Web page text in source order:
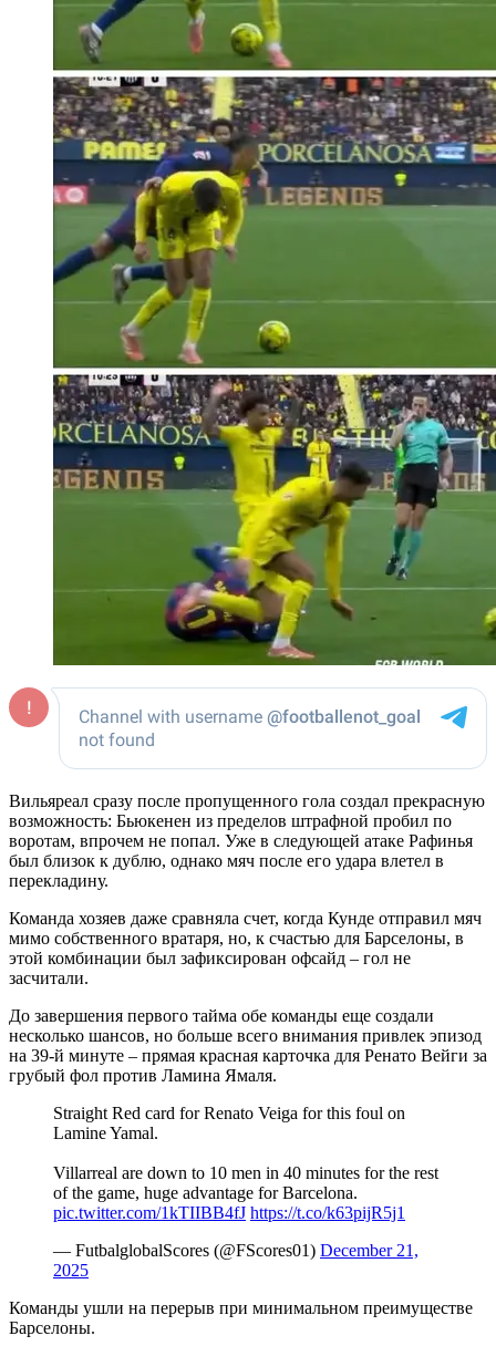
Вильяреал сразу после пропущенного гола создал прекрасную
возможность: Бьюкенен из пределов штрафной пробил по
воротам, впрочем не попал. Уже в следующей атаке Рафинья
был близок к дублю, однако мяч после его удара влетел в
перекладину.
Команда хозяев даже сравняла счет, когда Кунде отправил мяч
мимо собственного вратаря, но, к счастью для Барселоны, в
этой комбинации был зафиксирован офсайд – гол не
засчитали.
До завершения первого тайма обе команды еще создали
несколько шансов, но больше всего внимания привлек эпизод
на 39-й минуте – прямая красная карточка для Ренато Вейги за
грубый фол против Ламина Ямаля.
Straight Red card for Renato Veiga for this foul on
Lamine Yamal.
Villarreal are down to 10 men in 40 minutes for the rest
of the game, huge advantage for Barcelona.
pic.twitter.com/1kTIIBB4fJ https://t.co/k63pijR5j1
— FutbalglobalScores (@FScores01) December 21,
2025
Команды ушли на перерыв при минимальном преимуществе
Барселоны.